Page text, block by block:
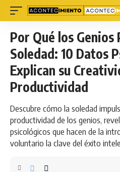
Por Qué los
Soledad: 10 Datos
Explican su
Productividad
Descubre cómo la soledad
productividad de los genios,
psicológicos que hacen de la
voluntario la clave del éxito